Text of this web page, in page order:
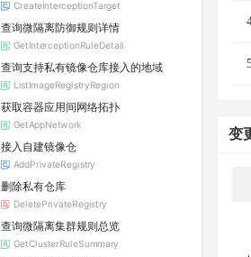
CreateInterceptionTarget
查询微隔离防御规则详情
GetInterceptionRuleDetail
查询支持私有镜像仓库接入的地域
ListImageRegistryRegion
获取容器应用间网络拓扑
GetAppNetwork
接入自建镜像仓
AddPrivateRegistry
删除私有仓库
DeletePrivateRegistry
查询微隔离集群规则总览
GetClusterRuleSummary
变